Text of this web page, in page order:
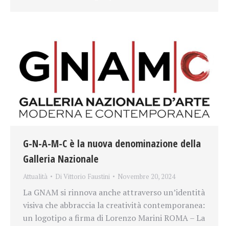
G-N-A-M-C è la nuova denominazione della
Galleria Nazionale
Attualità DiVittorio Faustini Novembre 20, 2024
La GNAM si rinnova anche attraverso un’identità
visiva che abbraccia la creatività contemporanea:
un logotipo a firma di Lorenzo Marini ROMA – La